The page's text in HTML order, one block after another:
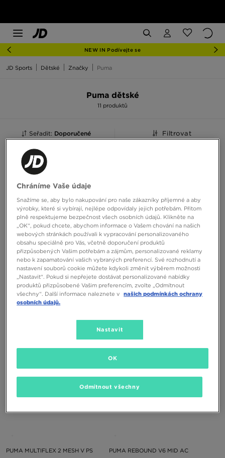
NEW IN Podívejte se
JD Sports Dětské Značky Puma
Puma dětské
11 produktů
Seřadit: Doporučené Filtrovat
PUMA COURTFLEX V3 MESH PS PUMA COURTFLEX V3 MESH INF
PUMA MULTIFLEX 2 MESH V PS PUMA REBOUND V6 MID AC
Chráníme Vaše údaje
Snažíme se, aby bylo nakupování pro naše zákazníky příjemné a aby
výrobky, které si vybírají, nejlépe odpovídaly jejich potřebám. Přitom
plně respektujeme bezpečnost všech osobních údajů. Klikněte na
„OK“, pokud chcete, abychom informace o Vašem chování na našich
webových stránkách používali k vypracování personalizovaného
obsahu speciálně pro Vás, včetně doporučení produktů
přizpůsobených Vašim potřebám a zájmům, personalizované reklamy
nebo k zapamatování vašich vybraných preferencí. Své rozhodnutí a
nastavení souborů cookie můžete kdykoli změnit výběrem možnosti
„Nastavit“. Pokud si nepřejete dostávat personalizované nabídky
produktů přizpůsobené Vašim preferencím, zvolte „Odmítnout
všechny“. Další informace naleznete v našich podmínkách ochrany
osobních údajů.
Nastavit
Odmítnout všechny
OK